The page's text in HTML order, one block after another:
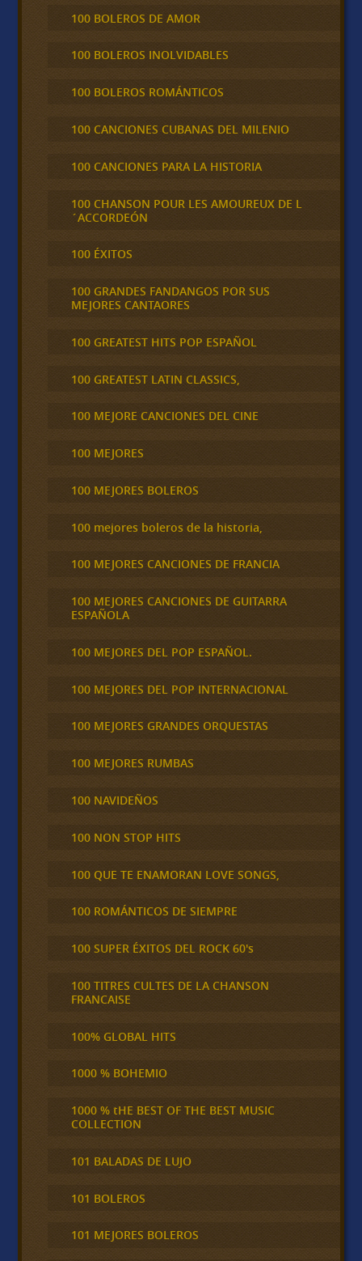
100 BOLEROS DE AMOR
100 BOLEROS INOLVIDABLES
100 BOLEROS ROMÁNTICOS
100 CANCIONES CUBANAS DEL MILENIO
100 CANCIONES PARA LA HISTORIA
100 CHANSON POUR LES AMOUREUX DE L
´ACCORDEÓN
100 ÉXITOS
100 GRANDES FANDANGOS POR SUS
MEJORES CANTAORES
100 GREATEST HITS POP ESPAÑOL
100 GREATEST LATIN CLASSICS,
100 MEJORE CANCIONES DEL CINE
100 MEJORES
100 MEJORES BOLEROS
100 mejores boleros de la historia,
100 MEJORES CANCIONES DE FRANCIA
100 MEJORES CANCIONES DE GUITARRA
ESPAÑOLA
100 MEJORES DEL POP ESPAÑOL.
100 MEJORES DEL POP INTERNACIONAL
100 MEJORES GRANDES ORQUESTAS
100 MEJORES RUMBAS
100 NAVIDEÑOS
100 NON STOP HITS
100 QUE TE ENAMORAN LOVE SONGS,
100 ROMÁNTICOS DE SIEMPRE
100 SUPER ÉXITOS DEL ROCK 60's
100 TITRES CULTES DE LA CHANSON
FRANCAISE
100% GLOBAL HITS
1000 % BOHEMIO
1000 % tHE BEST OF THE BEST MUSIC
COLLECTION
101 BALADAS DE LUJO
101 BOLEROS
101 MEJORES BOLEROS